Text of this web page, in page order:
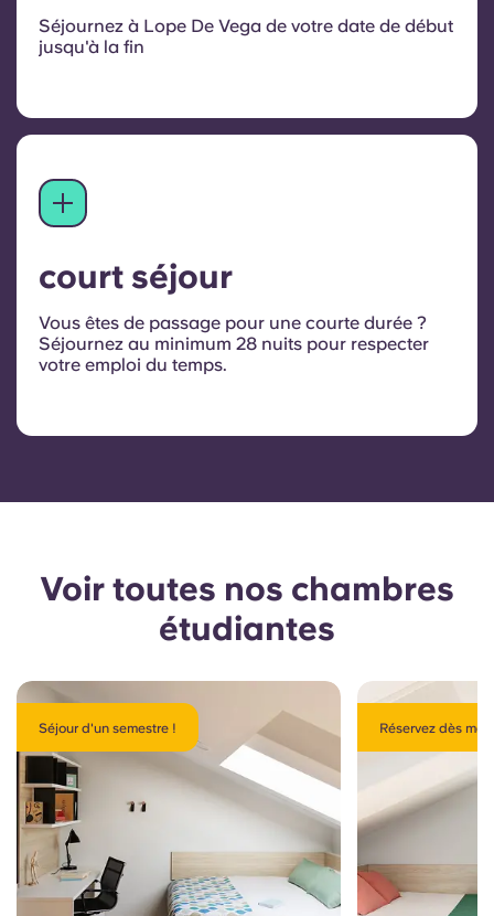
Séjournez à Lope De Vega de votre date de début
jusqu'à la fin
court séjour
Vous êtes de passage pour une courte durée ?
Séjournez au minimum 28 nuits pour respecter
votre emploi du temps.
Voir toutes nos chambres
étudiantes
Séjour d'un semestre ! Réservez dès